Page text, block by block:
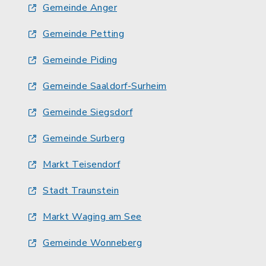
Gemeinde Anger
Gemeinde Petting
Gemeinde Piding
Gemeinde Saaldorf-Surheim
Gemeinde Siegsdorf
Gemeinde Surberg
Markt Teisendorf
Stadt Traunstein
Markt Waging am See
Gemeinde Wonneberg